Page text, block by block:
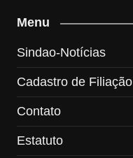
Menu
Sindao-Notícias
Cadastro de Filiação
Contato
Estatuto